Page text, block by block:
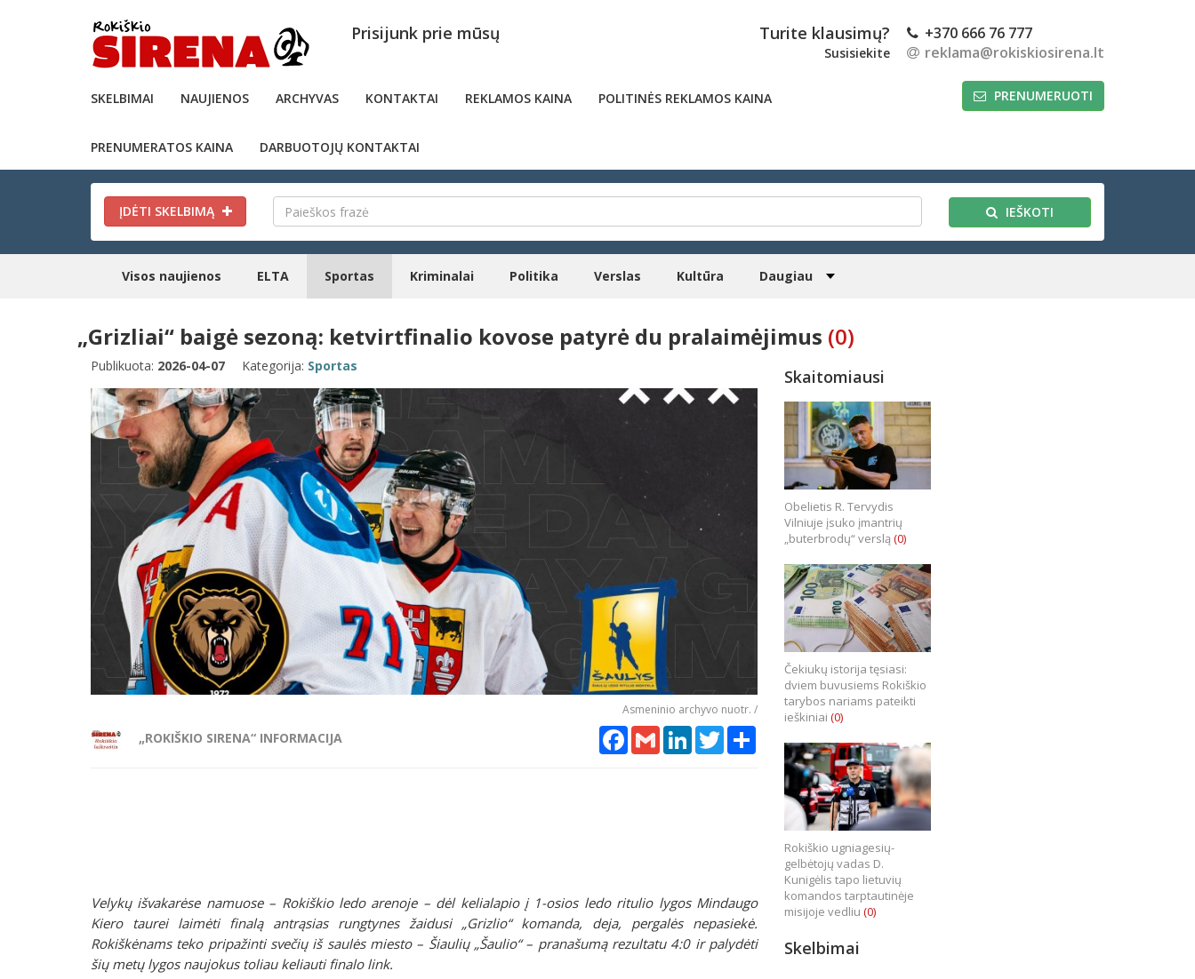
Prisijunk prie mūsų Turite klausimų?
Susisiekite
+370 666 76 777
reklama@rokiskiosirena.lt
SKELBIMAI NAUJIENOS ARCHYVAS KONTAKTAI REKLAMOS KAINA POLITINĖS REKLAMOS KAINA
PRENUMERATOS KAINA DARBUOTOJŲ KONTAKTAI
PRENUMERUOTI
ĮDĖTI SKELBIMĄ IEŠKOTI
Visos naujienos ELTA Sportas Kriminalai Politika Verslas Kultūra Daugiau
„Grizliai“ baigė sezoną: ketvirtfinalio kovose patyrė du pralaimėjimus (0)
Publikuota: 2026-04-07 Kategorija: Sportas
Asmeninio archyvo nuotr. /
„ROKIŠKIO SIRENA“ INFORMACIJA Facebook
GmailLinkedInTwitterShare
Velykų išvakarėse namuose – Rokiškio ledo arenoje – dėl kelialapio į 1-osios ledo ritulio lygos Mindaugo
Kiero taurei laimėti finalą antrąsias rungtynes žaidusi „Grizlio“ komanda, deja, pergalės nepasiekė.
Rokiškėnams teko pripažinti svečių iš saulės miesto – Šiaulių „Šaulio“ – pranašumą rezultatu 4:0 ir palydėti
šių metų lygos naujokus toliau keliauti finalo link.
Skaitomiausi
Obelietis R. Tervydis
Vilniuje įsuko įmantrių
„buterbrodų“ verslą (0)
Čekiukų istorija tęsiasi:
dviem buvusiems Rokiškio
tarybos nariams pateikti
ieškiniai (0)
Rokiškio ugniagesių-
gelbėtojų vadas D.
Kunigėlis tapo lietuvių
komandos tarptautinėje
misijoje vedliu (0)
Skelbimai